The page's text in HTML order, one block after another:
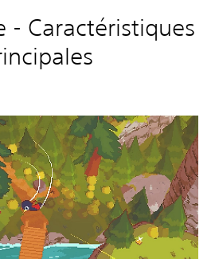
- Caractéristiques